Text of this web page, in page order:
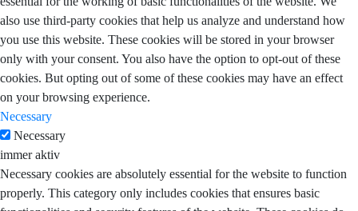
also use third-party cookies that help us analyze and understand how
you use this website. These cookies will be stored in your browser
only with your consent. You also have the option to opt-out of these
cookies. But opting out of some of these cookies may have an effect
on your browsing experience.
Necessary
Necessary
immer aktiv
Necessary cookies are absolutely essential for the website to function
properly. This category only includes cookies that ensures basic